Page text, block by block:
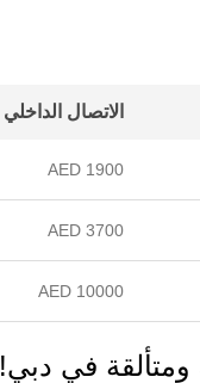
ومتألقة في دبي!
الاتصال الداخلي
1900 AED
3700 AED
10000 AED